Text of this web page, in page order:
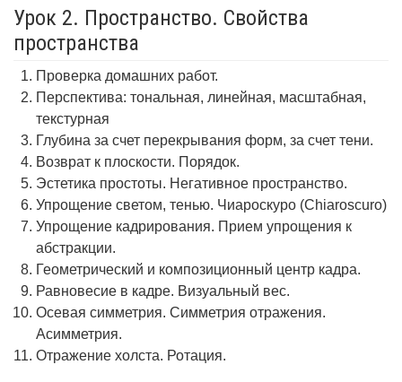
Урок 2. Пространство. Свойства
пространства
Проверка домашних работ.
Перспектива: тональная, линейная, масштабная,
текстурная
Глубина за счет перекрывания форм, за счет тени.
Возврат к плоскости. Порядок.
Эстетика простоты. Негативное пространство.
Упрощение светом, тенью. Чиароскуро (Chiaroscuro)
Упрощение кадрирования. Прием упрощения к
абстракции.
Геометрический и композиционный центр кадра.
Равновесие в кадре. Визуальный вес.
Осевая симметрия. Симметрия отражения.
Асимметрия.
Отражение холста. Ротация.